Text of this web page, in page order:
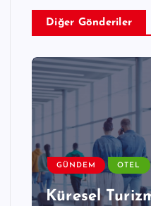
Diğer Gönderiler
GÜNDEM OTEL
Küresel